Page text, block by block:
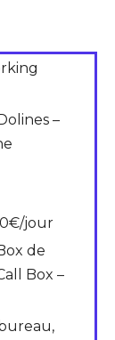
–
jour
de
Box –